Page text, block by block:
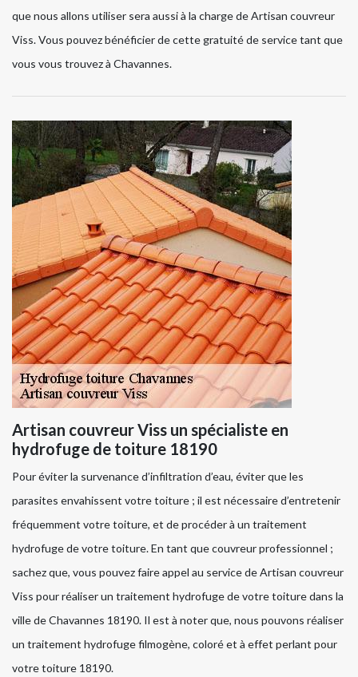
que nous allons utiliser sera aussi à la charge de Artisan couvreur
Viss. Vous pouvez bénéficier de cette gratuité de service tant que
vous vous trouvez à Chavannes.
Artisan couvreur Viss un spécialiste en
hydrofuge de toiture 18190
Pour éviter la survenance d’infiltration d’eau, éviter que les
parasites envahissent votre toiture ; il est nécessaire d’entretenir
fréquemment votre toiture, et de procéder à un traitement
hydrofuge de votre toiture. En tant que couvreur professionnel ;
sachez que, vous pouvez faire appel au service de Artisan couvreur
Viss pour réaliser un traitement hydrofuge de votre toiture dans la
ville de Chavannes 18190. Il est à noter que, nous pouvons réaliser
un traitement hydrofuge filmogène, coloré et à effet perlant pour
votre toiture 18190.